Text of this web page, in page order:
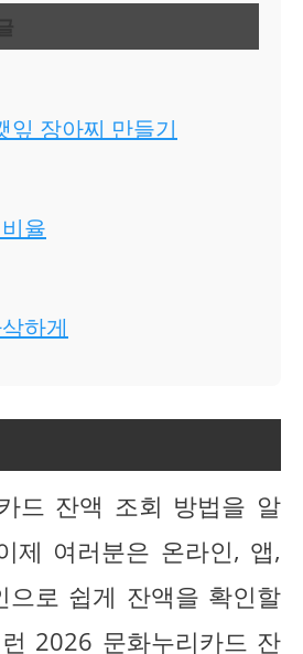
잎 장아찌 만들기
율
하게
드 잔액 조회 방법을 알
제 여러분은 온라인, 앱,
으로 쉽게 잔액을 확인할
2026 문화누리카드 잔